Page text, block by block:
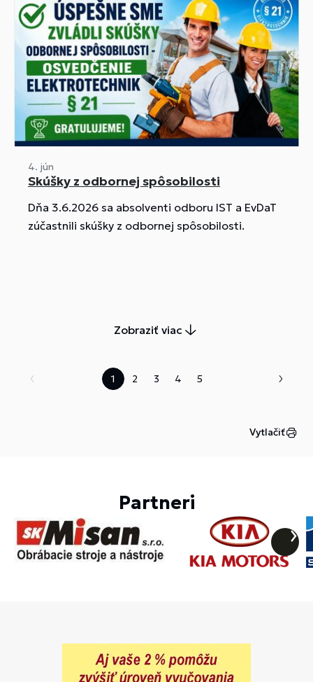
4. jún
Skúšky z odbornej spôsobilosti
Dňa 3.6.2026 sa absolventi odboru IST a EvDaT
zúčastnili skúšky z odbornej spôsobilosti.
Zobraziť viac
1 2 3 4 5
Vytlačiť
Partneri